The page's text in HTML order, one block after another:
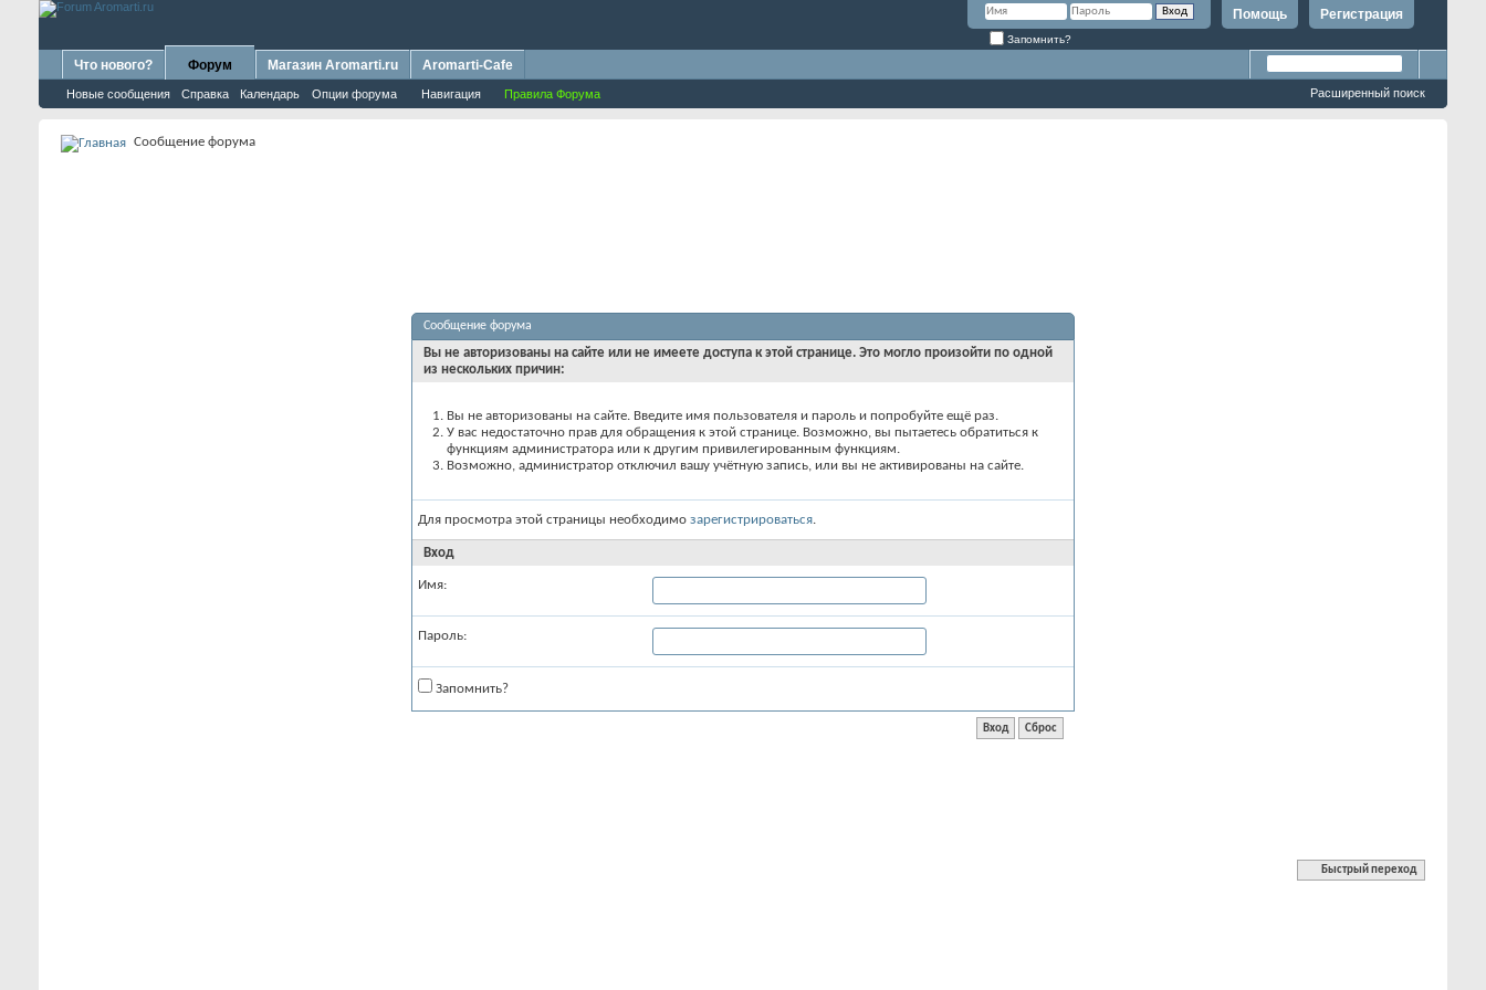
Регистрация
Помощь
Запомнить?
Что нового? Форум
Новые сообщения Справка Календарь Опции форума Навигация Правила Форума
Магазин Aromarti.ru Aromarti-Cafe
Расширенный поиск
Сообщение форума
Сообщение форума
Вы не авторизованы на сайте или не имеете доступа к этой странице. Это могло произойти по одной
из нескольких причин:
Вы не авторизованы на сайте. Введите имя пользователя и пароль и попробуйте ещё раз.
У вас недостаточно прав для обращения к этой странице. Возможно, вы пытаетесь обратиться к
функциям администратора или к другим привилегированным функциям.
Возможно, администратор отключил вашу учётную запись, или вы не активированы на сайте.
Для просмотра этой страницы необходимо зарегистрироваться.
Вход
Имя:
Пароль:
Запомнить?
Быстрый переход